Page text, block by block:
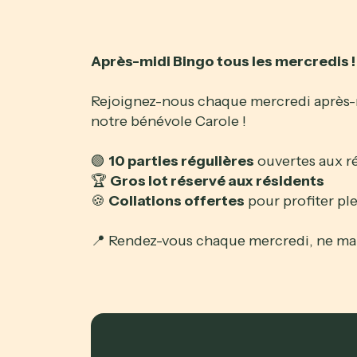
Après-midi Bingo tous les mercredis !
Rejoignez-nous chaque mercredi
notre bénévole Carole !
🟢 10 parties régulières ouvertes aux
🏆 Gros lot réservé aux résidents
🍪 Collations offertes pour profiter
📍 Rendez-vous chaque mercredi, ne